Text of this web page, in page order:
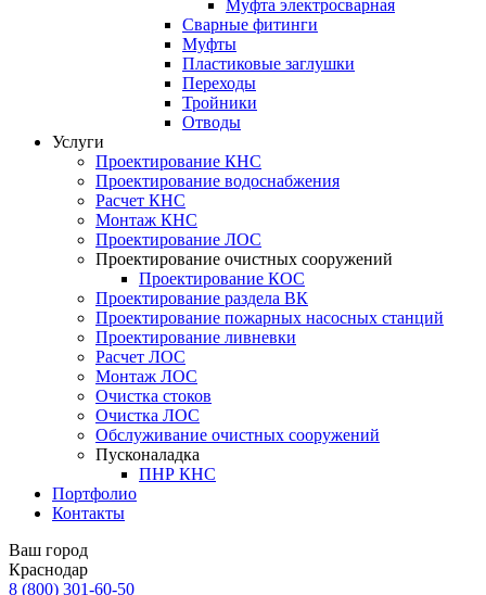
Муфта электросварная
Сварные фитинги
Муфты
Пластиковые заглушки
Переходы
Тройники
Отводы
Услуги
Проектирование КНС
Проектирование водоснабжения
Расчет КНС
Монтаж КНС
Проектирование ЛОС
Проектирование очистных сооружений
Проектирование КОС
Проектирование раздела ВК
Проектирование пожарных насосных станций
Проектирование ливневки
Расчет ЛОС
Монтаж ЛОС
Очистка стоков
Очистка ЛОС
Обслуживание очистных сооружений
Пусконаладка
ПНР КНС
Портфолио
Контакты
Ваш город
Краснодар
8 (800) 301-60-50